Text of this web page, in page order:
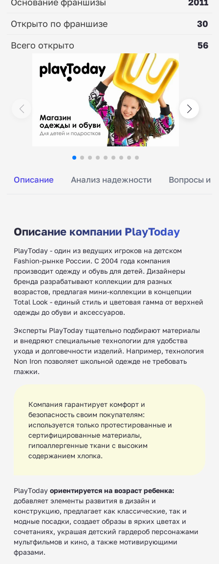
Описание Анализ надежности Вопросы и
Описание компании PlayToday
PlayToday - один из ведущих игроков на детском
Fashion-рынке России. С 2004 года компания
производит одежду и обувь для детей. Дизайнеры
бренда разрабатывают коллекции для разных
возрастов, предлагая мини-коллекции в концепции
Total Look - единый стиль и цветовая гамма от верхней
одежды до обуви и аксессуаров.
Эксперты PlayToday тщательно подбирают материалы
и внедряют специальные технологии для удобства
ухода и долговечности изделий. Например, технология
Non Iron позволяет школьной одежде не требовать
глажки.
Компания гарантирует комфорт и
безопасность своим покупателям:
используется только протестированные и
сертифицированные материалы,
гипоаллергенные ткани с высоким
содержанием хлопка.
PlayToday ориентируется на возраст ребенка:
добавляет элементы развития в дизайн и
конструкцию, предлагает как классические, так и
модные посадки, создает образы в ярких цветах и
сочетаниях, украшая детский гардероб персонажами
мультфильмов и кино, а также мотивирующими
фразами.
Открыто по франшизе
30
Всего открыто
56